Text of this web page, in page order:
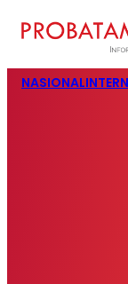
NASIONAL